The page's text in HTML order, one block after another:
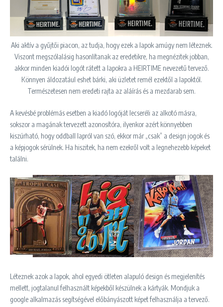
Aki aktív a gyűjtői piacon, az tudja, hogy ezek a lapok amúgy nem léteznek.
Viszont megszólalásig hasonlítanak az eredetikre, ha megnézitek jobban,
akkor minden kiadói logót rátett a lapokra a HEIRTIME nevezetű tervező.
Könnyen áldozatául eshet bárki, aki üzletet remél ezektől a lapoktól.
Természetesen nem eredeti rajta az aláírás és a mezdarab sem.
A kevésbé problémás esetben a kiadó logóját lecseréli az alkotó másra,
sokszor a magának tervezett azonosítóra, ilyenkor azért könnyebben
kiszúrható, hogy oddball lapról van szó, ekkor már „csak” a design jogok és
a képjogok sérülnek. Ha hiszitek, ha nem ezekről volt a legnehezebb képeket
találni.
Léteznek azok a lapok, ahol egyedi ötleten alapuló design és megjelenítés
mellett, jogtalanul felhasznált képekből készülnek a kártyák. Mondjuk a
google alkalmazás segítségével előbányászott képet felhasználja a tervező.